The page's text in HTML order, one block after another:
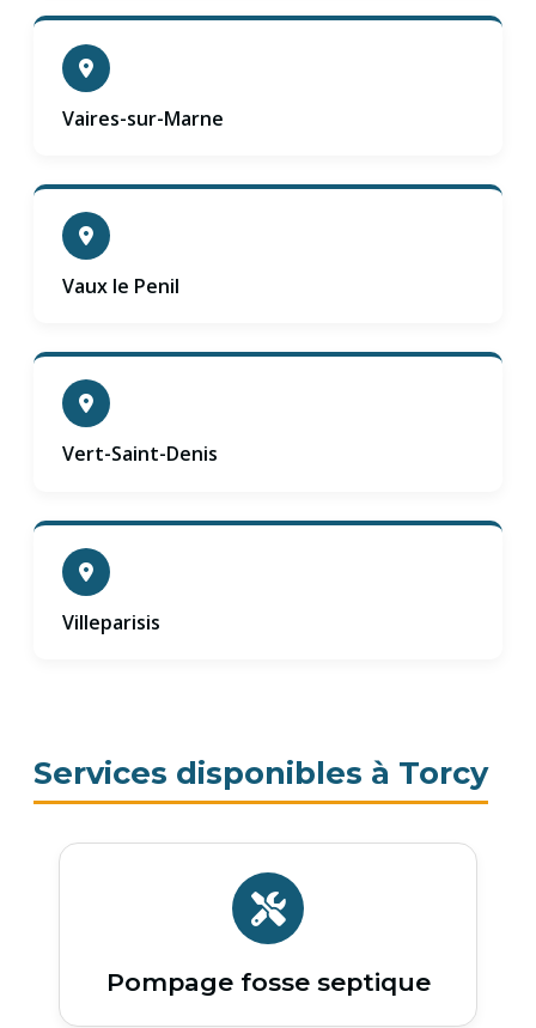
Vaires-sur-Marne
Vaux le Penil
Vert-Saint-Denis
Villeparisis
Services disponibles à Torcy
Pompage fosse septique